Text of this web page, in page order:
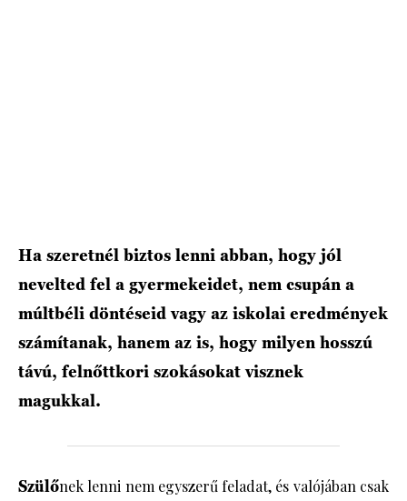
Ha szeretnél biztos lenni abban, hogy jól
nevelted fel a gyermekeidet, nem csupán a
múltbéli döntéseid vagy az iskolai eredmények
számítanak, hanem az is, hogy milyen hosszú
távú, felnőttkori szokásokat visznek
magukkal.
Szülőnek lenni nem egyszerű feladat, és valójában csak